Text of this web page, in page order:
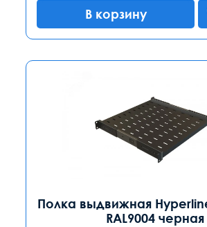
В корзину
Полка выдвижная
RAL9004 черная